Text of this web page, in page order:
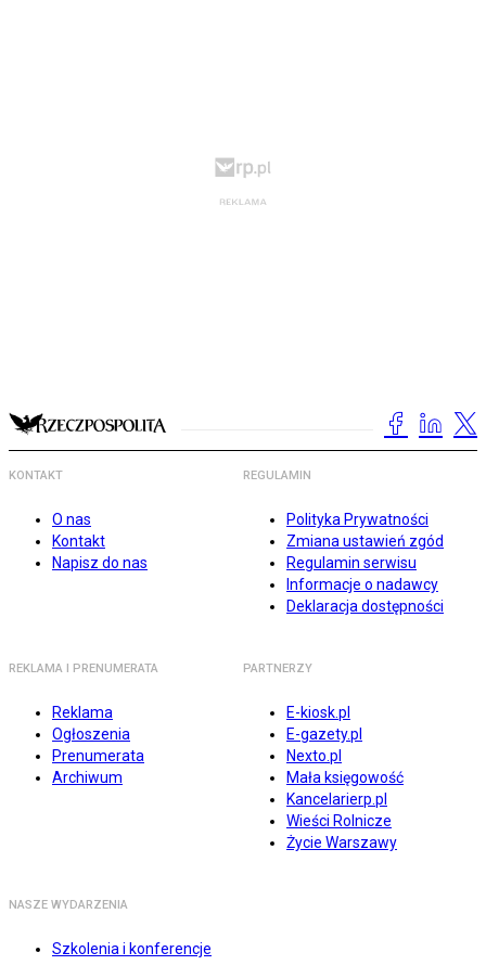
KONTAKT
O nas
Kontakt
Napisz do nas
REGULAMIN
Polityka Prywatności
Zmiana ustawień zgód
Regulamin serwisu
Informacje o nadawcy
Deklaracja dostępności
REKLAMA I PRENUMERATA
Reklama
Ogłoszenia
Prenumerata
Archiwum
PARTNERZY
E-kiosk.pl
E-gazety.pl
Nexto.pl
Mała księgowość
Kancelarierp.pl
Wieści Rolnicze
Życie Warszawy
NASZE WYDARZENIA
Szkolenia i konferencje